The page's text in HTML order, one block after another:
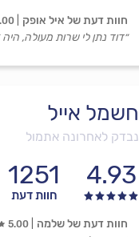
חוות דעת של איל אופק
״דוד נתן לי שרות מעולה,
חשמל אייל
נבדק לאחרונה אתמול
4.93
1251
חוות דעת
חוות דעת של שלמה 5.00